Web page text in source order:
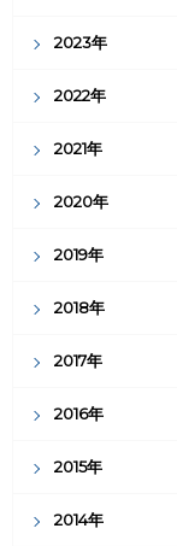
2023年
2022年
2021年
2020年
2019年
2018年
2017年
2016年
2015年
2014年